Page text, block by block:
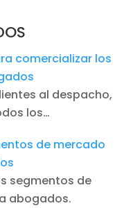
comercializar los
al despacho,
los…
de mercado
segmentos de
abogados.